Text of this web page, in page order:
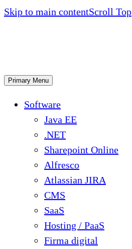
Skip to main contentScroll Top
Primary Menu
Software
Java EE
.NET
Sharepoint Online
Alfresco
Atlassian JIRA
CMS
SaaS
Hosting / PaaS
Firma digital